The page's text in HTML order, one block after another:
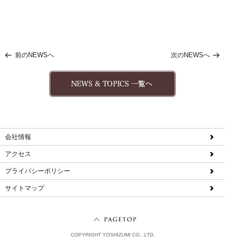
前のNEWSへ 次のNEWSへ
会社情報
アクセス
プライバシーポリシー
サイトマップ
COPYRIGHT YOSHIZUMI CO., LTD.